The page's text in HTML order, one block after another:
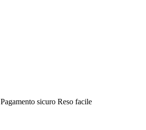
Pagamento sicuro Reso facile